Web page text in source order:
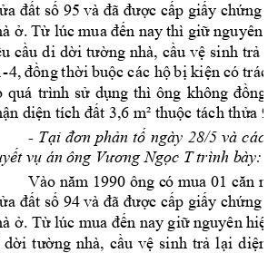
đất số 95 và đã được cấp giấy chứng
ở. Từ lúc mua đến nay thì giữ nguyên
cầu di dời tường nhà, cầu vệ sinh trả
-4, đồng thời buộc cc hộ bị kiện có
qu trình sử dụng thì ông không đồng
diện tích đất 3,6 m² thuộc tch thửa 9
- Tại đơn phản tố ngày 28/5 và các
vụ án ông Vương Ngọc T trình bày:
Vào năm 1990 ông có mua 01 căn
đất số 94 và đã được cấp giấy chứng
ở. Từ lúc mua đến nay giữ nguyên
dời tường nhà, cầu vệ sinh trả lại diện